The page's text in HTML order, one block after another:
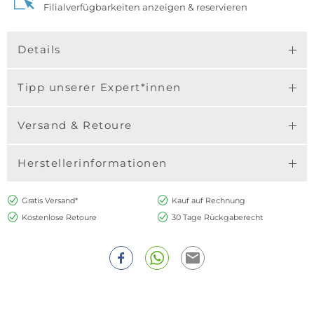
Filialverfügbarkeiten anzeigen & reservieren
Details
Tipp unserer Expert*innen
Versand & Retoure
Herstellerinformationen
Gratis Versand*
Kauf auf Rechnung
Kostenlose Retoure
30 Tage Rückgaberecht